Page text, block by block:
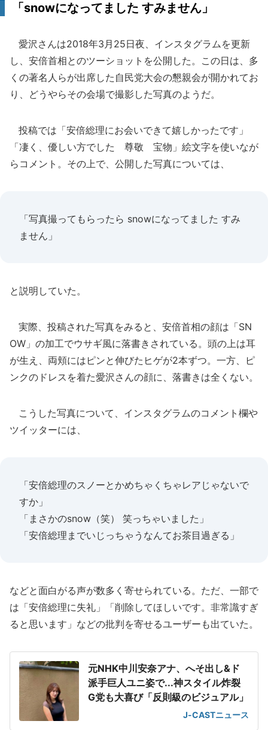
「snowになってました すみません」
愛沢さんは2018年3月25日夜、インスタグラムを更新
し、安倍首相とのツーショットを公開した。この日は、多
くの著名人らが出席した自民党大会の懇親会が開かれてお
り、どうやらその会場で撮影した写真のようだ。
投稿では「安倍総理にお会いできて嬉しかったです」
「凄く、優しい方でした 尊敬 宝物」絵文字を使いなが
らコメント。その上で、公開した写真については、
「写真撮ってもらったら snowになってました すみ
ません」
と説明していた。
実際、投稿された写真をみると、安倍首相の顔は「SN
OW」の加工でウサギ風に落書きされている。頭の上は耳
が生え、両頬にはピンと伸びたヒゲが2本ずつ。一方、ピ
ンクのドレスを着た愛沢さんの顔に、落書きは全くない。
こうした写真について、インスタグラムのコメント欄や
ツイッターには、
「安倍総理のスノーとかめちゃくちゃレアじゃないで
すか」
「まさかのsnow（笑） 笑っちゃいました」
「安倍総理までいじっちゃうなんてお茶目過ぎる」
などと面白がる声が数多く寄せられている。ただ、一部で
は「安倍総理に失礼」「削除してほしいです。非常識すぎ
ると思います」などの批判を寄せるユーザーも出ていた。
元NHK中川安奈アナ、へそ出し&ド
派手巨人ユニ姿で...神スタイル炸裂
G党も大喜び「反則級のビジュアル」
J-CASTニュース